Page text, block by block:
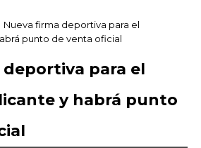
Nueva firma deportiva para el
punto de venta oficial
para el
y habrá punto